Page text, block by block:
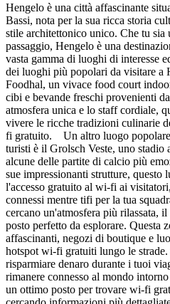
Hengelo è una città affascinante
Bassi, nota per la sua ricca storia
stile architettonico unico. Che tu sia
passaggio, Hengelo è una
vasta gamma di luoghi di
dei luoghi più popolari da visitare a
Foodhal, un vivace food court
cibi e bevande freschi provenienti
atmosfera unica e lo staff cordiale,
vivere le ricche tradizioni culinarie
fi gratuito. Un altro luogo popolare
turisti è il Grolsch Veste, uno stadio
alcune delle partite di calcio più
sue impressionanti strutture, questo
l'accesso gratuito al wi-fi ai
connessi mentre tifi per la tua
cercano un'atmosfera più rilassata,
posto perfetto da esplorare. Questa
affascinanti, negozi di boutique e
hotspot wi-fi gratuiti lungo le strade.
risparmiare denaro durante i tuoi
rimanere connesso al mondo
un ottimo posto per trovare wi-fi